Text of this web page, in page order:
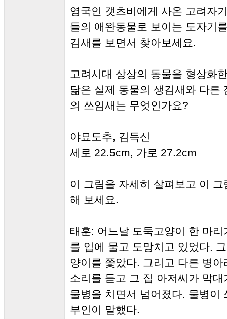
영국인 갯츠비에게 사온 고려자
들의 애완동물로 보이는 도자기
김새를 보면서 찾아보세요.
고려시대 상상의 동물을 형상화
닮은 실제 동물의 생김새와 다른
의 쓰임새는 무엇인가요?
야묘도추, 김득신
세로 22.5cm, 가로 27.2cm
이 그림을 자세히 살펴보고 이
해 보세요.
태훈: 어느날 도둑고양이 한 마
를 입에 물고 도망치고 있었다.
양이를 쫓았다. 그리고 다른 병
소리를 듣고 그 집 아저씨가 막
물병을 치면서 넘어졌다. 물병이
부인이 말했다.